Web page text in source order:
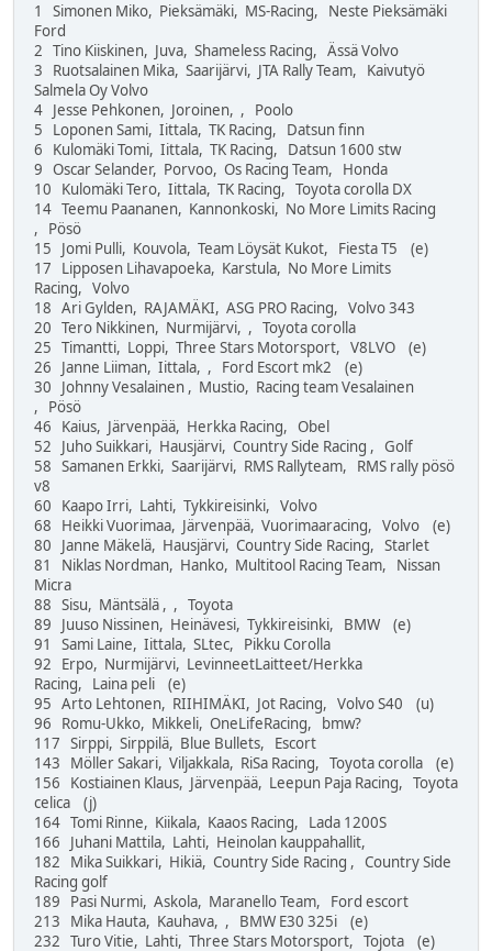
1 Simonen Miko, Pieksämäki, MS-Racing, Neste Pieksämäki
Ford
2 Tino Kiiskinen, Juva, Shameless Racing, Ässä Volvo
3 Ruotsalainen Mika, Saarijärvi, JTA Rally Team, Kaivutyö
Salmela Oy Volvo
4 Jesse Pehkonen, Joroinen, , Poolo
5 Loponen Sami, Iittala, TK Racing, Datsun finn
6 Kulomäki Tomi, Iittala, TK Racing, Datsun 1600 stw
9 Oscar Selander, Porvoo, Os Racing Team, Honda
10 Kulomäki Tero, Iittala, TK Racing, Toyota corolla DX
14 Teemu Paananen, Kannonkoski, No More Limits Racing
, Pösö
15 Jomi Pulli, Kouvola, Team Löysät Kukot, Fiesta T5 (e)
17 Lipposen Lihavapoeka, Karstula, No More Limits
Racing, Volvo
18 Ari Gylden, RAJAMÄKI, ASG PRO Racing, Volvo 343
20 Tero Nikkinen, Nurmijärvi, , Toyota corolla
25 Timantti, Loppi, Three Stars Motorsport, V8LVO (e)
26 Janne Liiman, Iittala, , Ford Escort mk2 (e)
30 Johnny Vesalainen , Mustio, Racing team Vesalainen
, Pösö
46 Kaius, Järvenpää, Herkka Racing, Obel
52 Juho Suikkari, Hausjärvi, Country Side Racing , Golf
58 Samanen Erkki, Saarijärvi, RMS Rallyteam, RMS rally pösö
v8
60 Kaapo Irri, Lahti, Tykkireisinki, Volvo
68 Heikki Vuorimaa, Järvenpää, Vuorimaaracing, Volvo (e)
80 Janne Mäkelä, Hausjärvi, Country Side Racing, Starlet
81 Niklas Nordman, Hanko, Multitool Racing Team, Nissan
Micra
88 Sisu, Mäntsälä , , Toyota
89 Juuso Nissinen, Heinävesi, Tykkireisinki, BMW (e)
91 Sami Laine, Iittala, SLtec, Pikku Corolla
92 Erpo, Nurmijärvi, LevinneetLaitteet/Herkka
Racing, Laina peli (e)
95 Arto Lehtonen, RIIHIMÄKI, Jot Racing, Volvo S40 (u)
96 Romu-Ukko, Mikkeli, OneLifeRacing, bmw?
117 Sirppi, Sirppilä, Blue Bullets, Escort
143 Möller Sakari, Viljakkala, RiSa Racing, Toyota corolla (e)
156 Kostiainen Klaus, Järvenpää, Leepun Paja Racing, Toyota
celica (j)
164 Tomi Rinne, Kiikala, Kaaos Racing, Lada 1200S
166 Juhani Mattila, Lahti, Heinolan kauppahallit,
182 Mika Suikkari, Hikiä, Country Side Racing , Country Side
Racing golf
189 Pasi Nurmi, Askola, Maranello Team, Ford escort
213 Mika Hauta, Kauhava, , BMW E30 325i (e)
232 Turo Vitie, Lahti, Three Stars Motorsport, Tojota (e)